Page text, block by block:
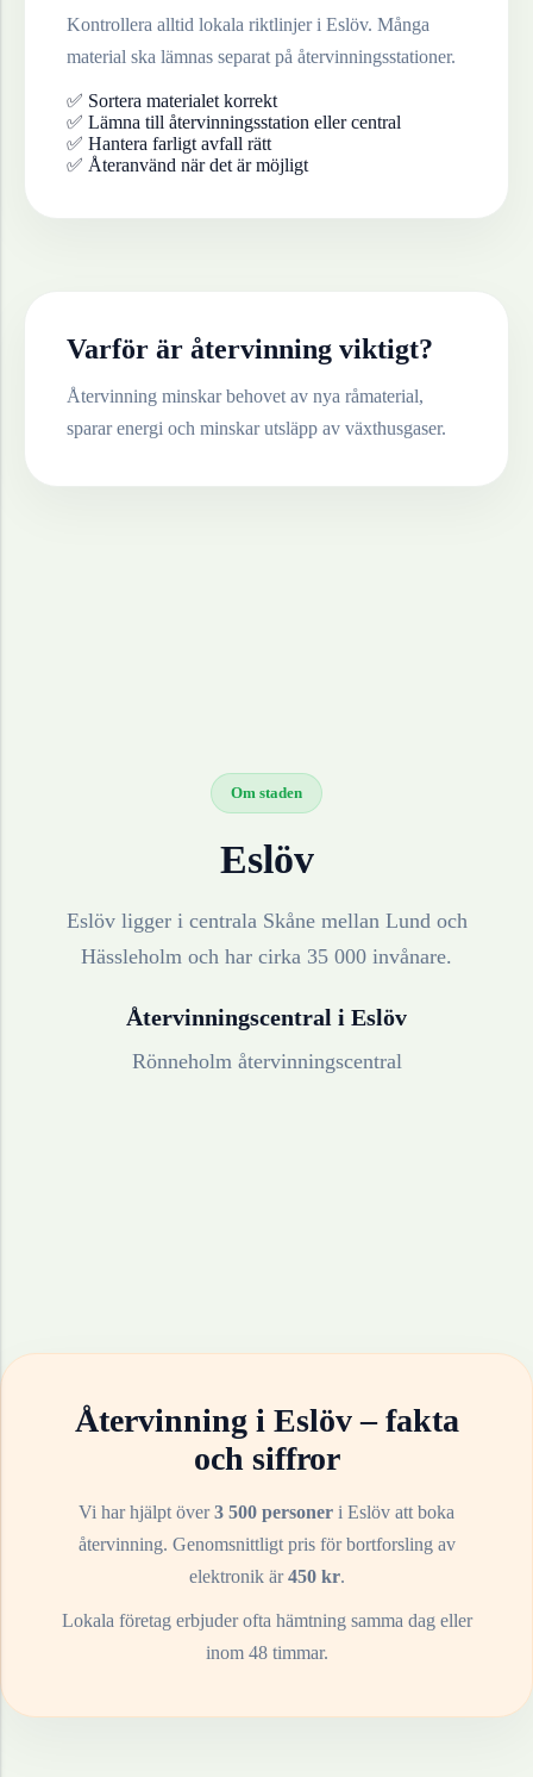
Kontrollera alltid lokala riktlinjer i Eslöv. Många
material ska lämnas separat på återvinningsstationer.
✅ Sortera materialet korrekt
✅ Lämna till återvinningsstation eller central
✅ Hantera farligt avfall rätt
✅ Återanvänd när det är möjligt
Varför är återvinning viktigt?
Återvinning minskar behovet av nya råmaterial,
sparar energi och minskar utsläpp av växthusgaser.
Om staden
Eslöv
Eslöv ligger i centrala Skåne mellan Lund och
Hässleholm och har cirka 35 000 invånare.
Återvinningscentral i Eslöv
Rönneholm återvinningscentral
Återvinning i Eslöv– fakta
och siffror
Vi har hjälpt över3 500 personer i Eslöv att boka
återvinning. Genomsnittligt pris för bortforsling av
elektronikär450kr.
Lokala företag erbjuder ofta hämtning samma dag eller
inom 48 timmar.